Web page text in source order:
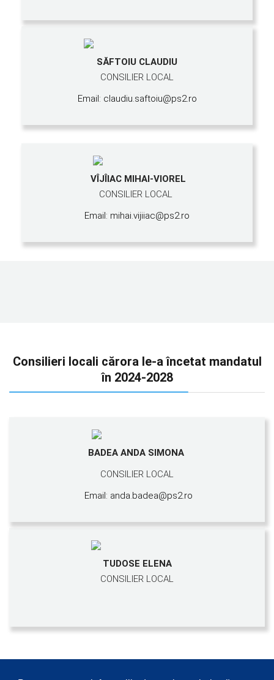
SĂFTOIU CLAUDIU
CONSILIER LOCAL
Email: claudiu.saftoiu@ps2.ro
VÎJÎIAC MIHAI-VIOREL
CONSILIER LOCAL
Email: mihai.vijiiac@ps2.ro
Consilieri locali cărora le-a încetat mandatul
în 2024-2028
BADEA ANDA SIMONA
CONSILIER LOCAL
Email: anda.badea@ps2.ro
TUDOSE ELENA
CONSILIER LOCAL